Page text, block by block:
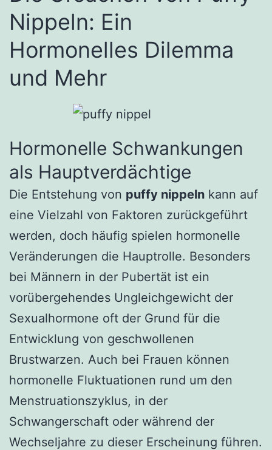
Nippeln: Ein
Hormonelles Dilemma
und Mehr
Hormonelle Schwankungen
als Hauptverdächtige
Die Entstehung von puffy nippeln kann auf
eine Vielzahl von Faktoren zurückgeführt
werden, doch häufig spielen hormonelle
Veränderungen die Hauptrolle. Besonders
bei Männern in der Pubertät ist ein
vorübergehendes Ungleichgewicht der
Sexualhormone oft der Grund für die
Entwicklung von geschwollenen
Brustwarzen. Auch bei Frauen können
hormonelle Fluktuationen rund um den
Menstruationszyklus, in der
Schwangerschaft oder während der
Wechseljahre zu dieser Erscheinung führen.